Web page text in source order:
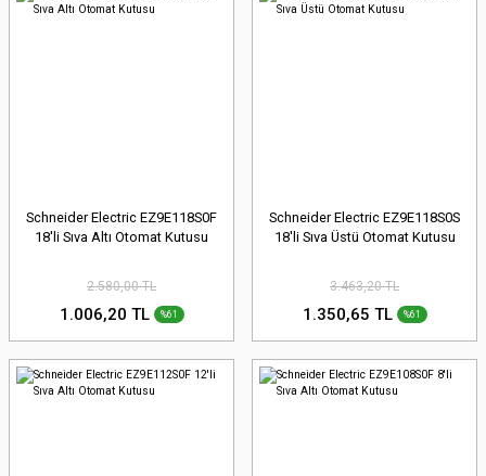
Schneider Electric EZ9E118S0F
18'li Sıva Altı Otomat Kutusu
2.580,00 TL
1.006,20 TL %61
Schneider Electric EZ9E118S0S
18'li Sıva Üstü Otomat Kutusu
3.463,20 TL
1.350,65 TL %61